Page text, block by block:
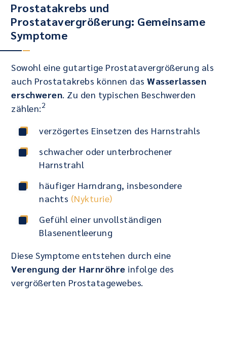
Prostatakrebs und
Prostatavergrößerung: Gemeinsame
Symptome
Sowohl eine gutartige Prostatavergrößerung als
auch Prostatakrebs können dasWasserlassen
erschweren. Zu den typischen Beschwerden
zählen:2
verzögertes Einsetzen des Harnstrahls
schwacher oder unterbrochener
Harnstrahl
häufiger Harndrang, insbesondere
nachts (Nykturie)
Gefühl einer unvollständigen
Blasenentleerung
Diese Symptome entstehen durch eine
Verengung der Harnröhre infolge des
vergrößerten Prostatagewebes.